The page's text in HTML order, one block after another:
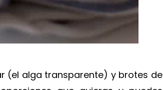
(el alga transparente) y brotes de